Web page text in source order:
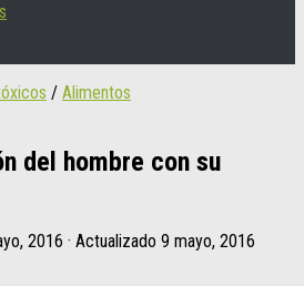
/ Alimentos
del hombre con su
2016 · Actualizado 9 mayo, 2016